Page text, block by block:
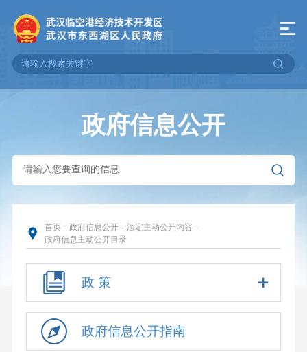
政府信息公开
首页 - 政府信息公开 - 法定主动公开内容 -
政府信息主动公开目录
政 策
政府信息公开指南